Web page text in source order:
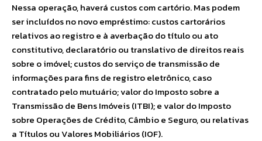
Nessa operação, haverá custos com cartório. Mas podem
ser incluídos no novo empréstimo: custos cartorários
relativos ao registro e à averbação do título ou ato
constitutivo, declaratório ou translativo de direitos reais
sobre o imóvel; custos do serviço de transmissão de
informações para fins de registro eletrônico, caso
contratado pelo mutuário; valor do Imposto sobre a
Transmissão de Bens Imóveis (ITBI); e valor do Imposto
sobre Operações de Crédito, Câmbio e Seguro, ou relativas
a Títulos ou Valores Mobiliários (IOF).